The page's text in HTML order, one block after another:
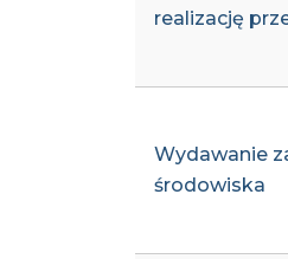
realizację
Wydawanie
środowiska